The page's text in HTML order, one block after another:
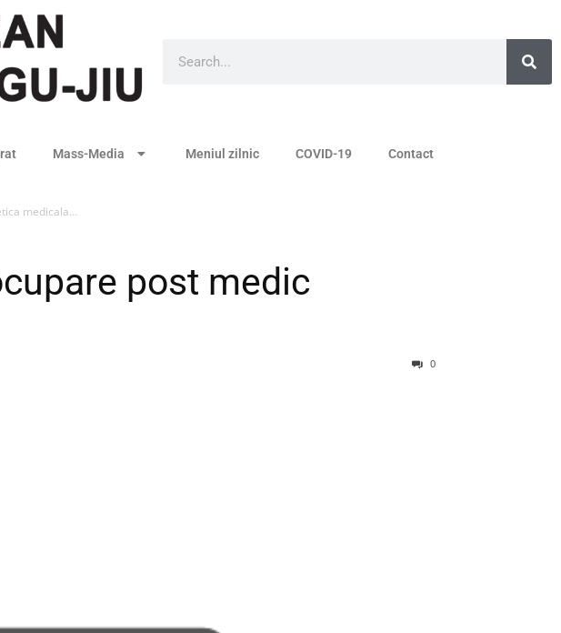
Mass-Media Meniul zilnic COVID-19 Contact
medicala…
post medic
0